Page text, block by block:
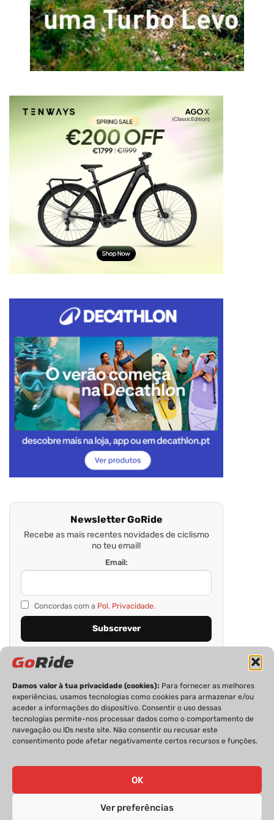
Damos valor à tua privacidade (cookies): Para fornecer as melhores
experiências, usamos tecnologias como cookies para armazenar e/ou
aceder a informações do dispositivo. Consentir o uso dessas
tecnologias permite-nos processar dados como o comportamento de
navegação ou IDs neste site. Não consentir ou recusar este
consentimento pode afetar negativamente certos recursos e funções.
OK
Ver preferências
Newsletter GoRide
Recebe as mais recentes novidades de ciclismo
no teu email!
Email:
Concordas com a Pol. Privacidade.
PRIVACIDADE FICHA TÉCNICA
ESTATUTO EDITORIAL